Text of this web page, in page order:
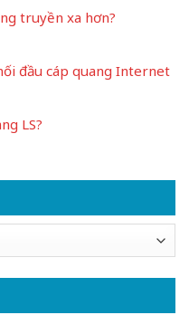
truyền xa hơn?
đầu cáp quang Internet
LS?